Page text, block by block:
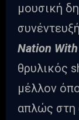
μουσική
Nation
θρυλικός
μέλλον
απλώς στη